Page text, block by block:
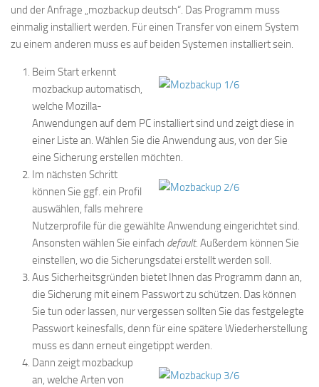
und der Anfrage „mozbackup deutsch“. Das Programm muss
einmalig installiert werden. Für einen Transfer von einem System
zu einem anderen muss es auf beiden Systemen installiert sein.
Beim Start erkennt
mozbackup automatisch,
welche Mozilla-
Anwendungen auf dem PC installiert sind und zeigt diese in
einer Liste an. Wählen Sie die Anwendung aus, von der Sie
eine Sicherung erstellen möchten.
Im nächsten Schritt
können Sie ggf. ein Profil
auswählen, falls mehrere
Nutzerprofile für die gewählte Anwendung eingerichtet sind.
Ansonsten wählen Sie einfach default. Außerdem können Sie
einstellen, wo die Sicherungsdatei erstellt werden soll.
Aus Sicherheitsgründen bietet Ihnen das Programm dann an,
die Sicherung mit einem Passwort zu schützen. Das können
Sie tun oder lassen, nur vergessen sollten Sie das festgelegte
Passwort keinesfalls, denn für eine spätere Wiederherstellung
muss es dann erneut eingetippt werden.
Dann zeigt mozbackup
an, welche Arten von